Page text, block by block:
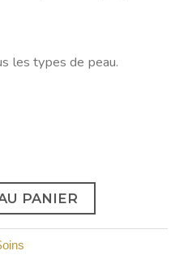
les types de peau.
PANIER